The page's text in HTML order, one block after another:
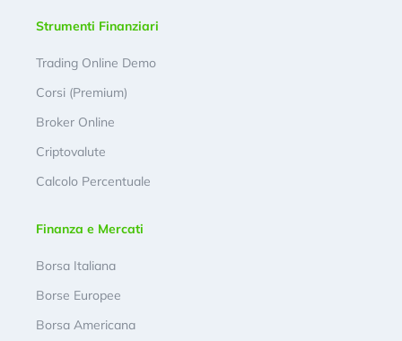
Strumenti Finanziari
Trading Online Demo
Corsi (Premium)
Broker Online
Criptovalute
Calcolo Percentuale
Finanza e Mercati
Borsa Italiana
Borse Europee
Borsa Americana